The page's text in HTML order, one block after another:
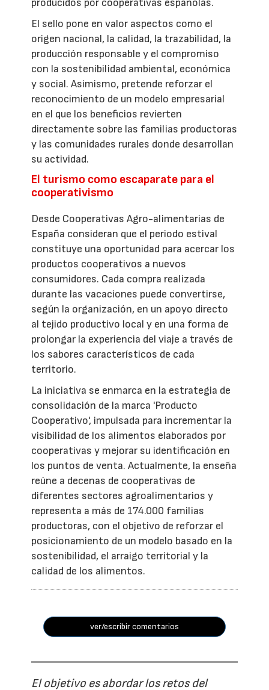
producidos por cooperativas españolas.
El sello pone en valor aspectos como el
origen nacional, la calidad, la trazabilidad, la
producción responsable y el compromiso
con la sostenibilidad ambiental, económica
y social. Asimismo, pretende reforzar el
reconocimiento de un modelo empresarial
en el que los beneficios revierten
directamente sobre las familias productoras
y las comunidades rurales donde desarrollan
su actividad.
El turismo como escaparate para el
cooperativismo
Desde Cooperativas Agro-alimentarias de
España consideran que el periodo estival
constituye una oportunidad para acercar los
productos cooperativos a nuevos
consumidores. Cada compra realizada
durante las vacaciones puede convertirse,
según la organización, en un apoyo directo
al tejido productivo local y en una forma de
prolongar la experiencia del viaje a través de
los sabores característicos de cada
territorio.
La iniciativa se enmarca en la estrategia de
consolidación de la marca 'Producto
Cooperativo', impulsada para incrementar la
visibilidad de los alimentos elaborados por
cooperativas y mejorar su identificación en
los puntos de venta. Actualmente, la enseña
reúne a decenas de cooperativas de
diferentes sectores agroalimentarios y
representa a más de 174.000 familias
productoras, con el objetivo de reforzar el
posicionamiento de un modelo basado en la
sostenibilidad, el arraigo territorial y la
calidad de los alimentos.
ver/escribir comentarios
El objetivo es abordar los retos del